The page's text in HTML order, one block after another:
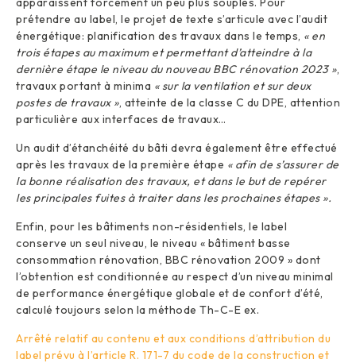
prétendre au label, le projet de texte s’articule avec l’audit
énergétique: planification des travaux dans le temps, « en
trois étapes au maximum et permettant d’atteindre à la
dernière étape le niveau du nouveau BBC rénovation 2023 »,
travaux portant à minima « sur la ventilation et sur deux
postes de travaux », atteinte de la classe C du DPE, attention
particulière aux interfaces de travaux…
Un audit d’étanchéité du bâti devra également être effectué
après les travaux de la première étape « afin de s’assurer de
la bonne réalisation des travaux, et dans le but de repérer
les principales fuites à traiter dans les prochaines étapes ».
Enfin, pour les bâtiments non-résidentiels, le label
conserve un seul niveau, le niveau « bâtiment basse
consommation rénovation, BBC rénovation 2009 » dont
l’obtention est conditionnée au respect d’un niveau minimal
de performance énergétique globale et de confort d’été,
calculé toujours selon la méthode Th-C-E ex.
Arrêté relatif au contenu et aux conditions d’attribution du
label prévu à l’article R. 171-7 du code de la construction et